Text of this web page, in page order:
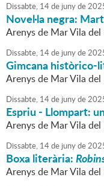
Dissabte, 14de junyde
Novel·la negra:
Arenys de Mar Vila del
Dissabte, 14de junyde
Gimcana històrico-
Arenys de Mar Vila del
Dissabte, 14de junyde
Espriu - Llompart:
Arenys de Mar Vila del
Dissabte, 14de junyde
Boxa literària:
Arenys de Mar Vila del